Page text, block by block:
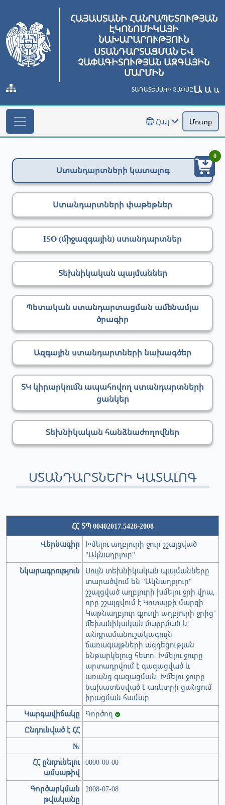
ՀԱՅԱՍՏԱՆԻ ՀԱՆՐԱՊԵՏՈՒԹՅԱՆ
ԷԿՈՆՈՄԻԿԱՅԻ
ՆԱԽԱՐԱՐՈՒԹՅՈՒՆ
ՍՏԱՆԴԱՐՏԱՑՄԱՆ ԵՎ
ՉԱՓԱԳԻՏՈՒԹՅԱՆ ԱԶԳԱՅԻՆ
ՄԱՐՄԻՆ
ՏԱՌԱՏԵՍԱԿԻ ՉԱՓՍԸԱ Ա Ա
Հայ Մուտք
Ստանդարտների կատալոգ
Ստանդարտների փաթեթներ
ISO (միջազգային) ստանդարտներ
Տեխնիկական պայմաններ
Պետական ստանդարտացման ամենամյա
ծրագիր
Ազգային ստանդարտների նախագծեր
ՏԿ կիրարկումն ապահովող ստանդարտների
ցանկեր
Տեխնիկական հանձնաժողովներ
ՍՏԱՆԴԱՐՏՆԵՐԻ ԿԱՏԱԼՈԳ
ՀՀ ՏՊ 00402017.5428-2008
Վերնագիր
Խմելու աղբյուրի ջուր շշալցված
"Ակնաղբյուր"
Նկարագրություն
Սույն տեխնիկական պայմանները
տարածվում են "Ակնաղբյուր"
շշալցված աղբյուրի խմելու ջրի վրա,
որը շշալցվում է Կոտայքի մարզի
Կաթնաղբյուր գյուղի աղբյուրի ջրից`
մեխանիկական մաքրման և
անդրամանուշակագույն
ճառագայթների ազդեցության
ենթարկելուց հետո. Խմելու ջուրը
արտադրվում է գազացված և
առանց գազացման. Խմելու ջուրը
նախատեսված է առևտրի ցանցում
իրացման համար
Կարգավիճակը
Գործող
Ընդունված է ՀՀ
№
ՀՀ ընդունելու
ամսաթիվ
0000-00-00
Գործարկման
թվականը
2008-07-08
0